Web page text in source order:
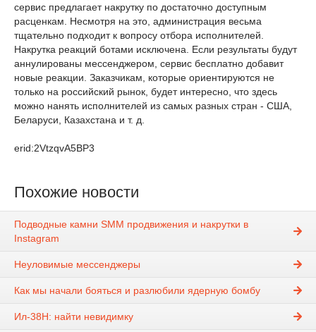
сервис предлагает накрутку по достаточно доступным
расценкам. Несмотря на это, администрация весьма
тщательно подходит к вопросу отбора исполнителей.
Накрутка реакций ботами исключена. Если результаты будут
аннулированы мессенджером, сервис бесплатно добавит
новые реакции. Заказчикам, которые ориентируются не
только на российский рынок, будет интересно, что здесь
можно нанять исполнителей из самых разных стран - США,
Беларуси, Казахстана и т. д.
erid:2VtzqvA5BP3
Похожие новости
Подводные камни SMM продвижения и накрутки в
Instagram
Неуловимые мессенджеры
Как мы начали бояться и разлюбили ядерную бомбу
Ил-38Н: найти невидимку